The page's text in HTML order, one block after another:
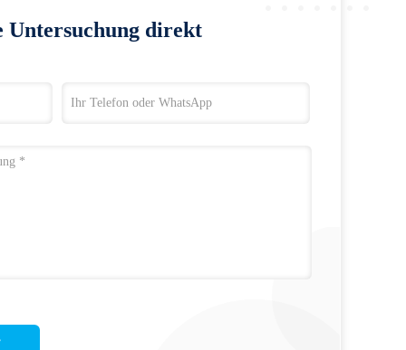
Untersuchung direkt